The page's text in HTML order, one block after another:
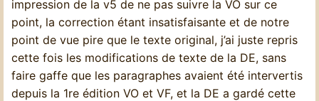
impression de la v5 de ne pas suivre la VO sur ce
point, la correction étant insatisfaisante et de notre
point de vue pire que le texte original, j’ai juste repris
cette fois les modifications de texte de la DE, sans
faire gaffe que les paragraphes avaient été intervertis
depuis la 1re édition VO et VF, et la DE a gardé cette